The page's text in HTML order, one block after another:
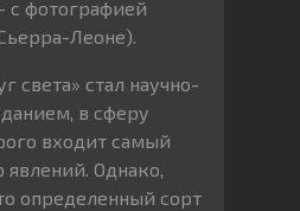
с фотографией
Леоне).
света» стал научно-
в сферу
входит самый
Однако,
определенный сорт